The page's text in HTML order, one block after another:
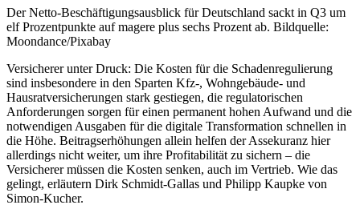
Der Netto-Beschäftigungsausblick für Deutschland sackt in Q3 um
elf Prozentpunkte auf magere plus sechs Prozent ab. Bildquelle:
Moondance/Pixabay
Versicherer unter Druck: Die Kosten für die Schadenregulierung
sind insbesondere in den Sparten Kfz-, Wohngebäude- und
Hausratversicherungen stark gestiegen, die regulatorischen
Anforderungen sorgen für einen permanent hohen Aufwand und die
notwendigen Ausgaben für die digitale Transformation schnellen in
die Höhe. Beitragserhöhungen allein helfen der Assekuranz hier
allerdings nicht weiter, um ihre Profitabilität zu sichern – die
Versicherer müssen die Kosten senken, auch im Vertrieb. Wie das
gelingt, erläutern Dirk Schmidt-Gallas und Philipp Kaupke von
Simon-Kucher.